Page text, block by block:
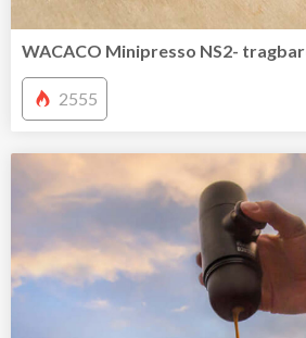
WACACO Minipresso NS2-
2555